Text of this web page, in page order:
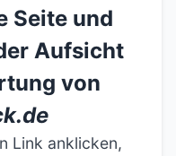
Seite und
Aufsicht
von
Link anklicken,